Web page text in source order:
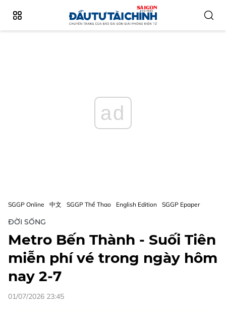
ad
SGGP Online 中文 SGGP Thể Thao English Edition SGGP Epaper
ĐỜI SỐNG
Metro Bến Thành - Suối Tiên
miễn phí vé trong ngày hôm
nay 2-7
01/07/2026 23:45